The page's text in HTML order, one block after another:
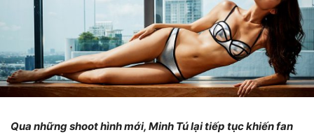
Qua những shoot hình mới, Minh Tú lại tiếp tục khiến fan